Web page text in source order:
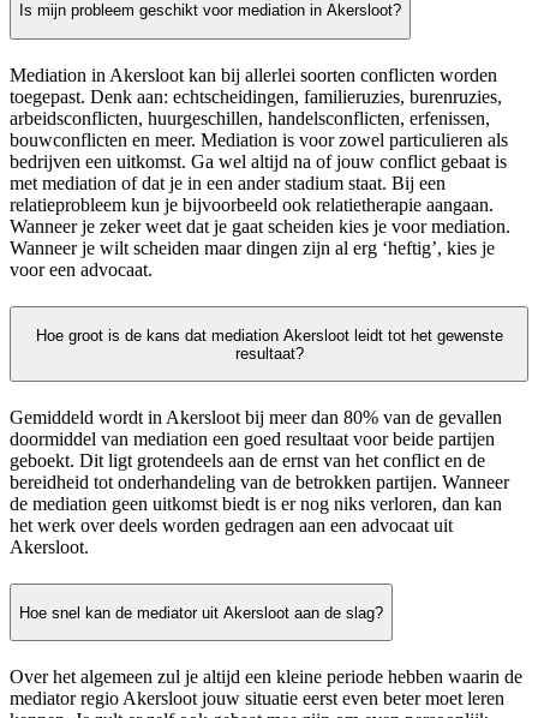
Is mijn probleem geschikt voor mediation in Akersloot?
Mediation in Akersloot kan bij allerlei soorten conflicten worden
toegepast. Denk aan: echtscheidingen, familieruzies, burenruzies,
arbeidsconflicten, huurgeschillen, handelsconflicten, erfenissen,
bouwconflicten en meer. Mediation is voor zowel particulieren als
bedrijven een uitkomst. Ga wel altijd na of jouw conflict gebaat is
met mediation of dat je in een ander stadium staat. Bij een
relatieprobleem kun je bijvoorbeeld ook relatietherapie aangaan.
Wanneer je zeker weet dat je gaat scheiden kies je voor mediation.
Wanneer je wilt scheiden maar dingen zijn al erg ‘heftig’, kies je
voor een advocaat.
Hoe groot is de kans dat mediation Akersloot leidt tot het gewenste
resultaat?
Gemiddeld wordt in Akersloot bij meer dan 80% van de gevallen
doormiddel van mediation een goed resultaat voor beide partijen
geboekt. Dit ligt grotendeels aan de ernst van het conflict en de
bereidheid tot onderhandeling van de betrokken partijen. Wanneer
de mediation geen uitkomst biedt is er nog niks verloren, dan kan
het werk over deels worden gedragen aan een advocaat uit
Akersloot.
Hoe snel kan de mediator uit Akersloot aan de slag?
Over het algemeen zul je altijd een kleine periode hebben waarin de
mediator regio Akersloot jouw situatie eerst even beter moet leren